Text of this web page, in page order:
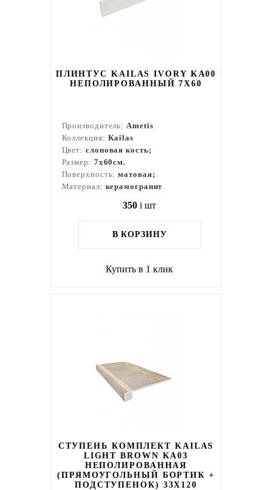
ПЛИНТУС KAILAS IVORY KA00
НЕПОЛИРОВАННЫЙ 7X60
Производитель:Ametis
Коллекция: Kailas
Цвет: слоновая кость;
Размер: 7x60см.
Поверхность:матовая;
Материал: керамогранит
350 i шт
В КОРЗИНУ
Купить в 1 клик
СТУПЕНЬ КОМПЛЕКТ KAILAS
LIGHT BROWN KA03
НЕПОЛИРОВАННАЯ
(ПРЯМОУГОЛЬНЫЙ БОРТИК +
ПОДСТУПЕНОК) 33X120